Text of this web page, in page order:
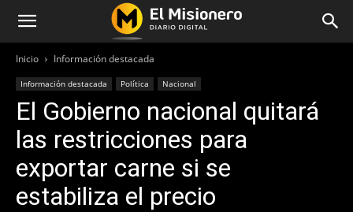
Inicio Información destacada
Información destacada Política Nacional
El Gobierno nacional quitará
las restricciones para
exportar carne si se
estabiliza el precio